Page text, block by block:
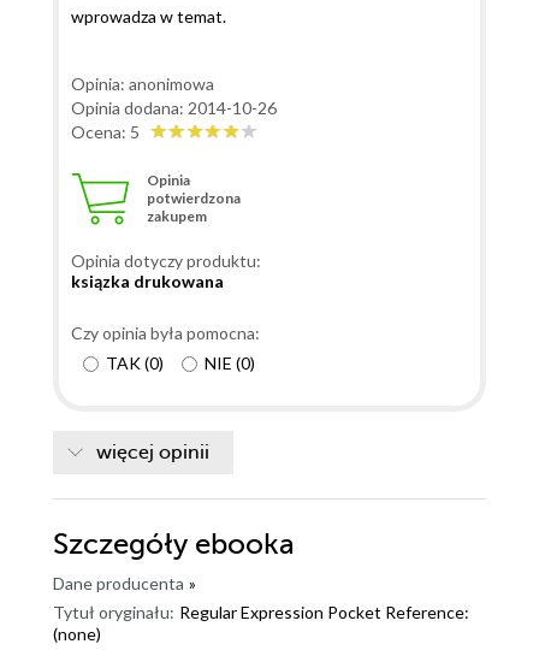
wprowadza w temat.
Opinia: anonimowa
Opinia dodana: 2014-10-26
Ocena: 5
Opinia
potwierdzona
zakupem
Opinia dotyczy produktu:
ksiązka drukowana
Czy opinia była pomocna:
TAK(0) NIE (0)
więcej opinii
Szczegóły ebooka
Dane producenta »
Tytuł oryginału: Regular Expression Pocket Reference:
(none)